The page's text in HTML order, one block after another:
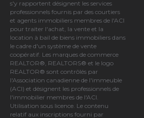
s'y rapportent désignent les services
professionnels fournis par des courtiers
et agents immobiliers membres de l'ACI
pour traiter l'achat, la vente et la
location à bail de biens immobiliers dans
le cadre d'un système de vente
coopératif. Les marques de commerce
REALTOR®, REALTORS® et le logo
REALTOR® sont contrôlés par
l'Association canadienne de l'immeuble
(ACI) et désignent les professionnels de
l'immobilier membres de l'ACI.
Utilisation sous licence. Le contenu
relatif aux inscriptions fourni par